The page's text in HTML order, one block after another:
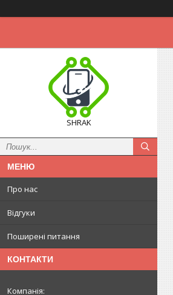
SHRAK
Про нас
Відгуки
Поширені питання
КОНТАКТИ